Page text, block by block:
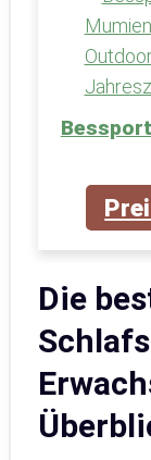
Die